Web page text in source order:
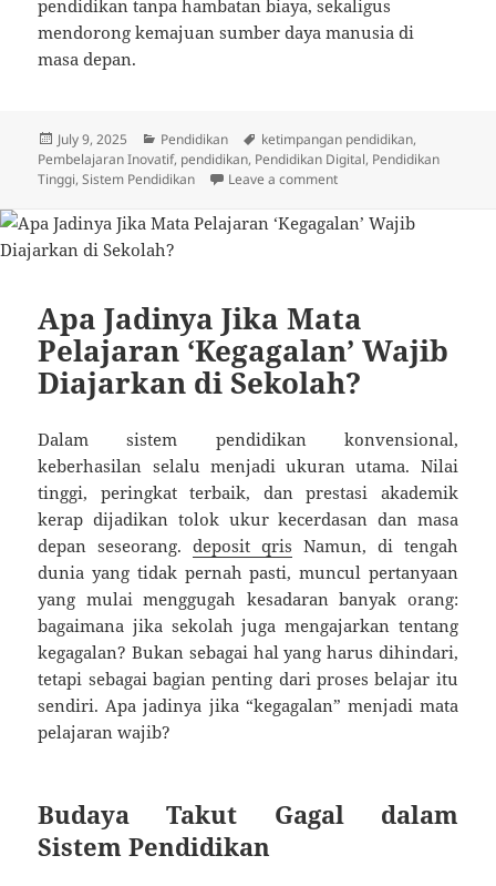
pendidikan tanpa hambatan biaya, sekaligus
mendorong kemajuan sumber daya manusia di
masa depan.
Posted
on
July 9, 2025 Categories
Pendidikan Tags
ketimpangan pendidikan,
Pembelajaran Inovatif, pendidikan, Pendidikan Digital, Pendidikan
Tinggi,Sistem Pendidikan Leave a commenton Mengenal Bantuan
Apa Jadinya Jika Mata
Pelajaran ‘Kegagalan’ Wajib
Diajarkan di Sekolah?
Dalam sistem pendidikan konvensional,
keberhasilan selalu menjadi ukuran utama. Nilai
tinggi, peringkat terbaik, dan prestasi akademik
kerap dijadikan tolok ukur kecerdasan dan masa
depan seseorang.deposit qris Namun, di tengah
dunia yang tidak pernah pasti, muncul pertanyaan
yang mulai menggugah kesadaran banyak orang:
bagaimana jika sekolah juga mengajarkan tentang
kegagalan? Bukan sebagai hal yang harus dihindari,
tetapi sebagai bagian penting dari proses belajar itu
sendiri. Apa jadinya jika “kegagalan” menjadi mata
pelajaran wajib?
Budaya Takut Gagal dalam
Sistem Pendidikan